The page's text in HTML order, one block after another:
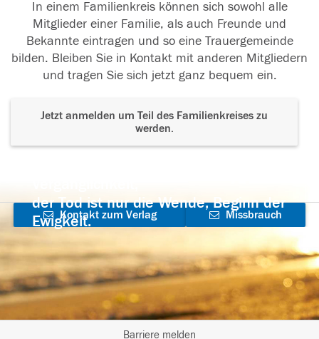
In einem Familienkreis können sich sowohl alle
Mitglieder einer Familie, als auch Freunde und
Bekannte eintragen und so eine Trauergemeinde
bilden. Bleiben Sie in Kontakt mit anderen Mitgliedern
und tragen Sie sich jetzt ganz bequem ein.
Jetzt anmelden um Teil des Familienkreises zu
werden.
der Tod ist nur die Wende, Beginn der
Ewigkeit.
Kontakt zum Verlag
aufnehmen
Missbrauch
Barriere melden